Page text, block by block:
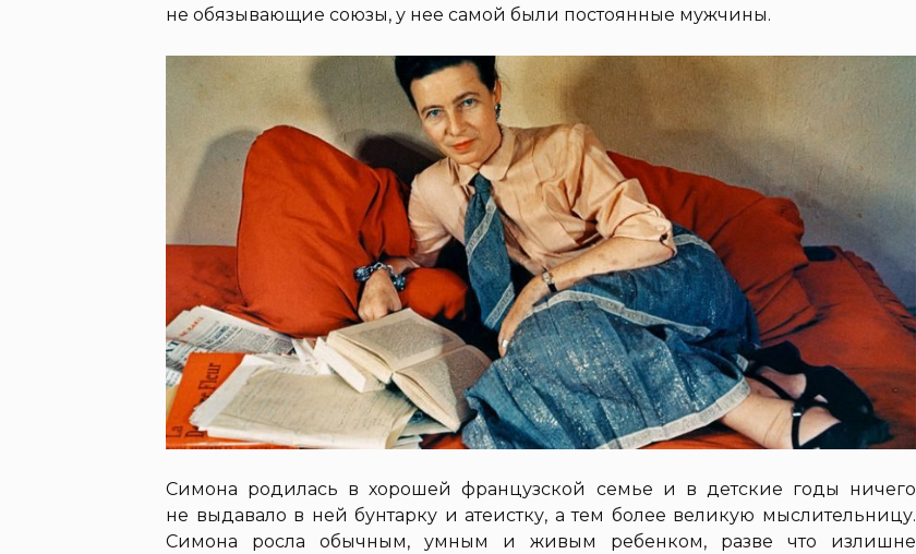
не обязывающие союзы, у нее самой были постоянные мужчины.
Симона родилась в хорошей французской семье и в детские годы ничего
не выдавало в ней бунтарку и атеистку, а тем более великую мыслительницу.
Симона росла обычным, умным и живым ребенком, разве что излишне